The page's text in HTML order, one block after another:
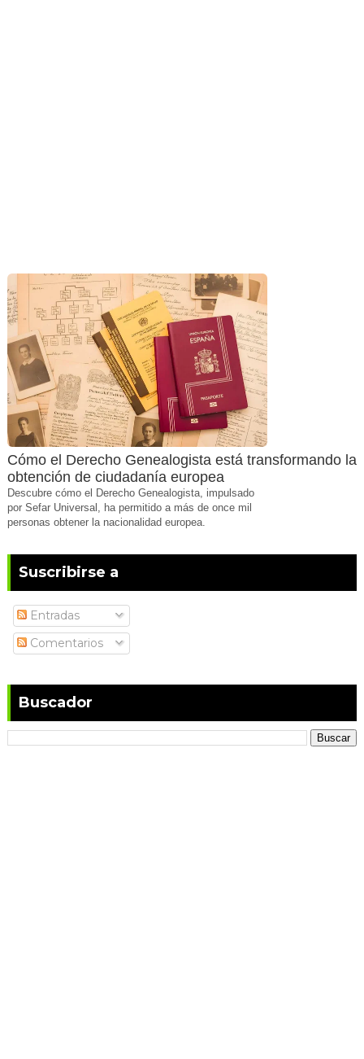
Cómo el Derecho Genealogista está transformando la
obtención de ciudadanía europea
Descubre cómo el Derecho Genealogista, impulsado
por Sefar Universal, ha permitido a más de once mil
personas obtener la nacionalidad europea.
Suscribirse a
Entradas
Comentarios
Buscador